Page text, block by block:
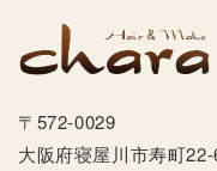
〒572-0029
大阪府寝屋川市寿町22-